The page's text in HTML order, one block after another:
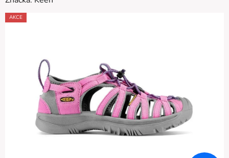
produktu
hvězdiček.
AKCE